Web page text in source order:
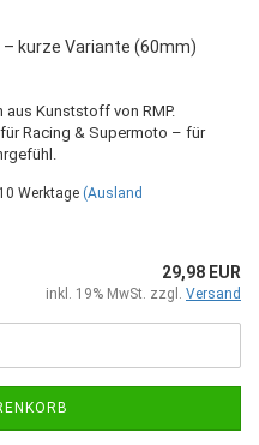
kurze Variante (60mm)
Kunststoff von RMP.
Racing & Supermoto – für
Werktage (Ausland
29,98 EUR
inkl. 19% MwSt. zzgl. Versand